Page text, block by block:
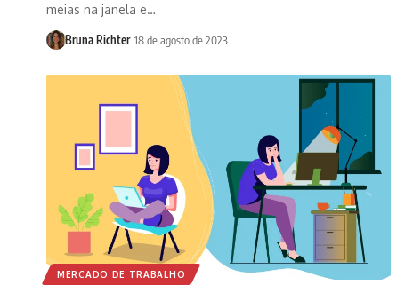
meias na janela e…
Bruna Richter 18 de agosto de 2023
MERCADO DE TRABALHO